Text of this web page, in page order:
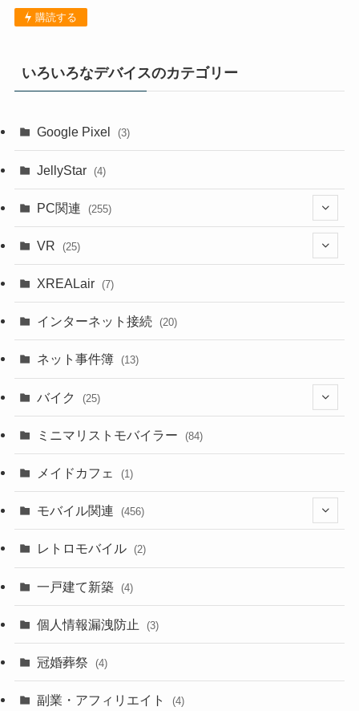
購読する
いろいろなデバイスのカテゴリー
Google Pixel (3)
JellyStar (4)
PC関連 (255)
(9)
(1)
(18)
(2)
(10)
(18)
(19)
(6)
VR (25)
(18)
(13)
XREALair (7)
インターネット接続 (20)
ネット事件簿 (13)
バイク (25)
(8)
(23)
ミニマリストモバイラー (84)
メイドカフェ (1)
モバイル関連 (456)
(3)
レトロモバイル (2)
一戸建て新築 (4)
個人情報漏洩防止 (3)
冠婚葬祭 (4)
副業・アフィリエイト (4)